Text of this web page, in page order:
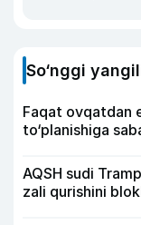
So‘nggi
Faqat ovqatdan
to‘planishiga
AQSH sudi
zali qurishini